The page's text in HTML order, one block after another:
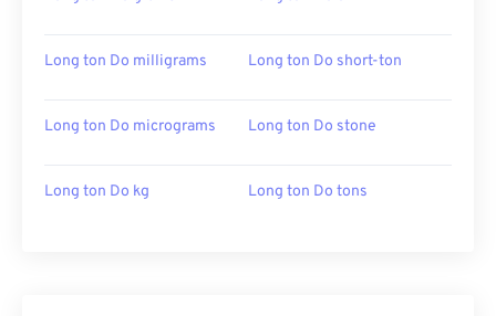
Long ton Do milligrams Long ton Do short-ton
Long ton Do micrograms Long ton Do stone
Long ton Do kg Long ton Do tons